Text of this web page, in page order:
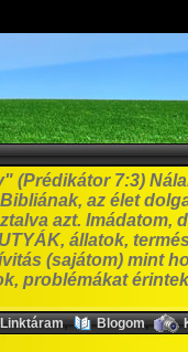
(Prédikátor 7:3)
az élet
azt. Imádatom,
állatok,
(sajátom) mint
problémákat
Linktáram, Blogom,